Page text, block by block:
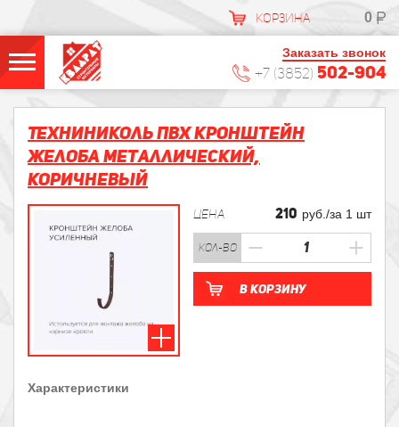
КОРЗИНА 0
Заказать звонок
+7 (3852) 502-904
Техниниколь ПВХ кронштейн
желоба металлический,
коричневый
ЦЕНА 210 руб./за 1 шт
кол-во
В корзину
Характеристики